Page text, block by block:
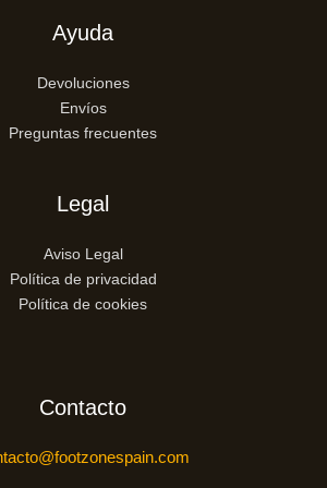
Ayuda
Devoluciones
Envíos
Preguntas frecuentes
Legal
Aviso Legal
Política de privacidad
Política de cookies
Contacto